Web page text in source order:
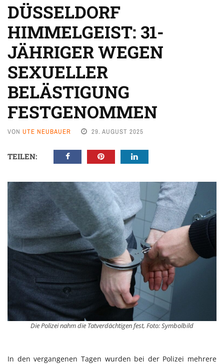
DÜSSELDORF
HIMMELGEIST: 31-
JÄHRIGER WEGEN
SEXUELLER
BELÄSTIGUNG
FESTGENOMMEN
VON UTE NEUBAUER 29. AUGUST 2025
TEILEN:
Die Polizei nahm die Tatverdächtigen fest, Foto: Symbolbild
In den vergangenen Tagen wurden bei der Polizei mehrere